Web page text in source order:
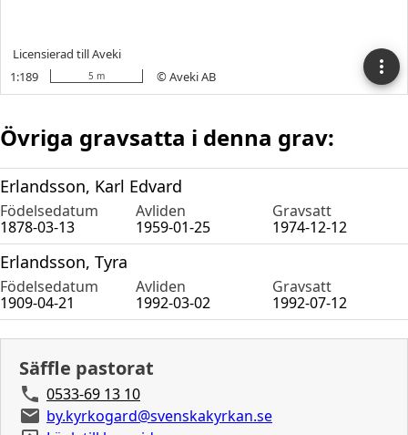
Övriga gravsatta i denna grav:
Erlandsson, Karl Edvard
Födelsedatum Avliden
Gravsatt
1878-03-13
1959-01-25 1974-12-12
Erlandsson, Tyra
Födelsedatum Avliden
Gravsatt
1909-04-21
1992-03-02 1992-07-12
Säffle pastorat
0533-69 13 10
by.kyrkogard@svenskakyrkan.se